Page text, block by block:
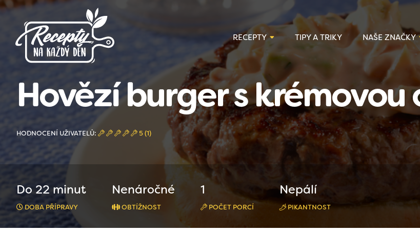
RECEPTY TIPY A TRIKY NAŠE ZNAČKY
Hovězí burger s
HODNOCENÍ UŽIVATELŮ: 5 (1)
Do 22 minut
DOBA PŘÍPRAVY
Nenáročné
OBTÍŽNOST
1
POČET PORCÍ
Nepálí
PIKANTNOST